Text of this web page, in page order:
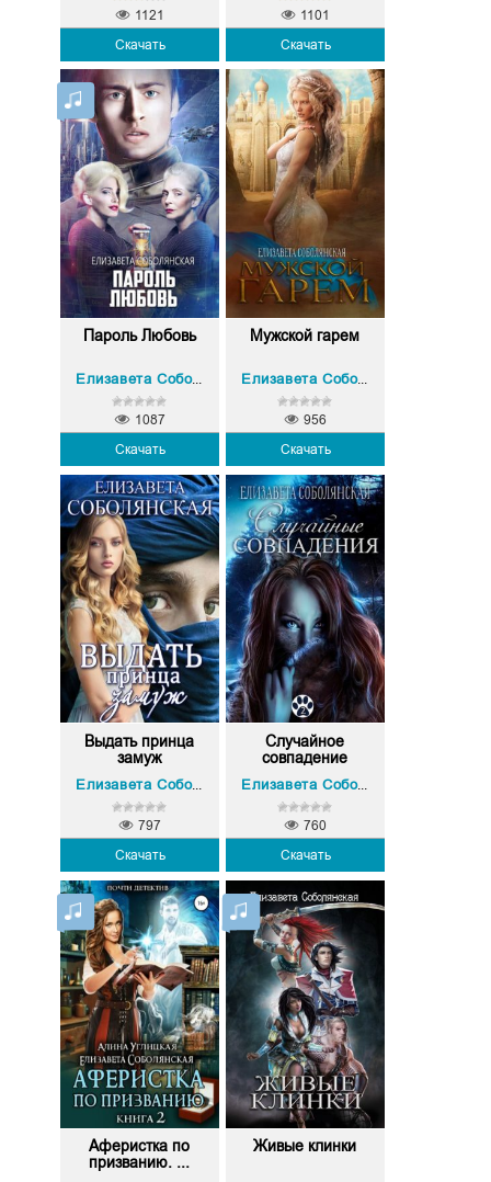
Скачать
1121
Скачать
1101
Пароль Любовь
Елизавета Соболянская
Скачать
1087
Мужской гарем
Елизавета Соболянская
Скачать
956
Выдать принца
замуж
Елизавета Соболянская
Скачать
797
Случайное
совпадение
Елизавета Соболянская
Скачать
760
Аферистка по
призванию. ...
Живые клинки